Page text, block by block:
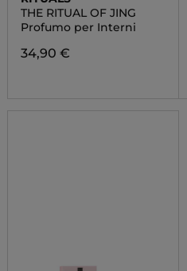
THE RITUAL OF JING
Profumo per Interni
34,90 €